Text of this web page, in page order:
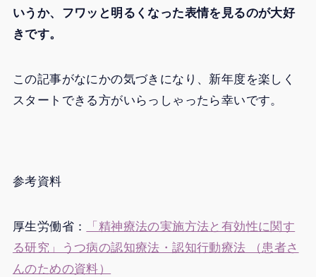
いうか、フワッと明るくなった表情を見るのが大好
きです。
この記事がなにかの気づきになり、新年度を楽しく
スタートできる方がいらっしゃったら幸いです。
参考資料
厚生労働省：
「精神療法の実施方法と有効性に関す
る研究」うつ病の認知療法・認知行動療法 （患者さ
んのための資料）